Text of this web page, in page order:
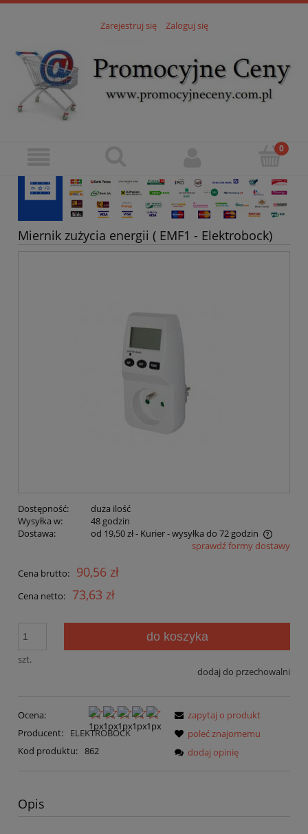
Zarejestruj się Zaloguj się
Miernik zużycia energii ( EMF1 - Elektrobock)
Dostępność:
duża ilość
Wysyłka w:
48 godzin
Dostawa:
od 19,50 zł- Kurier - wysyłka do 72 godzin
Cena nie zawiera ewentualnych kosztów płatnościsprawdź formy dostawy
Cena brutto: 90,56 zł
Cena netto: 73,63 zł
szt.
do koszyka
dodaj do przechowalni
Ocena:
Producent:
ELEKTROBOCK
Kod produktu: 862
zapytaj o produkt
poleć znajomemu
dodaj opinię
Opis